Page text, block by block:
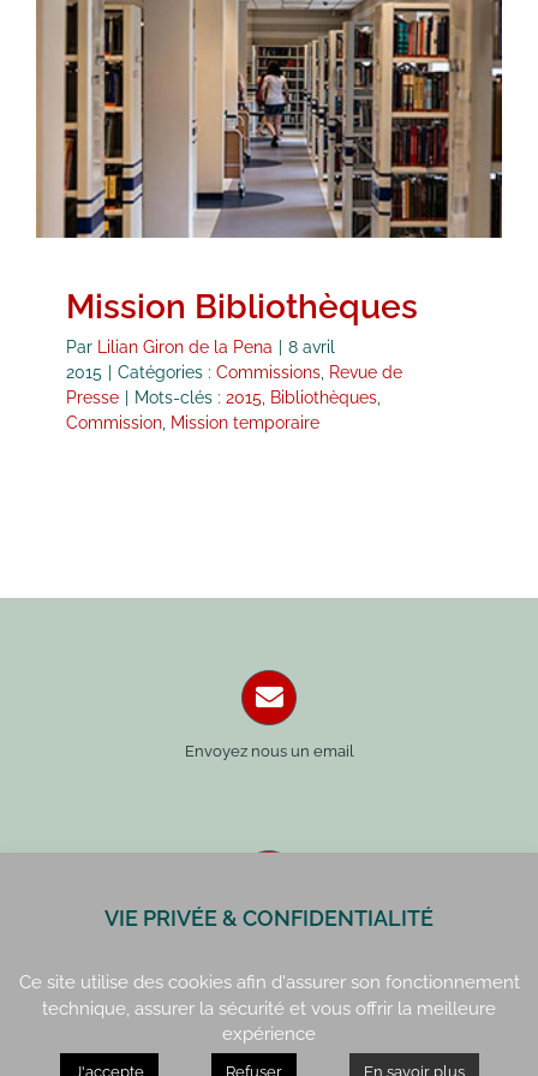
Mission Bibliothèques
Commissions Revue de Presse
Mission Bibliothèques
Par Lilian Giron de la Pena
8 avril
2015
Catégories : Commissions, Revue de
Presse
Mots-clés : 2015, Bibliothèques,
Commission, Mission temporaire
Envoyez nous un email
Paris : 01 42 34 14 59
VIE PRIVÉE & CONFIDENTIALITÉ
Ce site utilise des cookies afin d'assurer son fonctionnement
technique, assurer la sécurité et vous offrir la meilleure
expérience
J'accepte Refuser En savoir plus